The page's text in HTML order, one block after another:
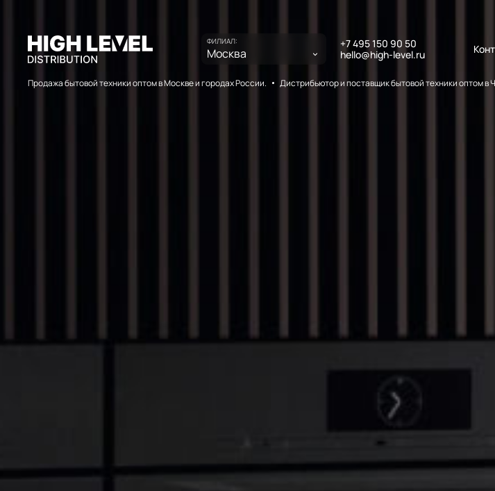
ФИЛИАЛ:
Москва
+7 495 150 90 50
hello@high-level.ru
Продажа бытовой техники оптом в Москве и городах России. Дистрибьютор и поставщик бытовой техники оптом в